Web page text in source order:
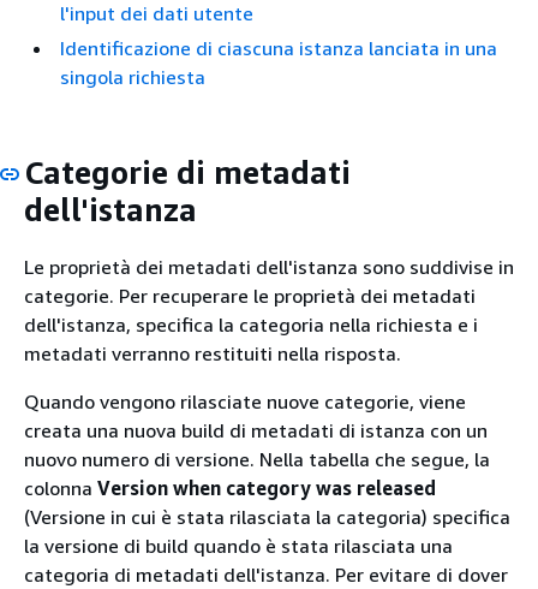
l'input dei dati utente
Identificazione di ciascuna istanza lanciata in una
singola richiesta
Categorie di metadati
dell'istanza
Le proprietà dei metadati dell'istanza sono suddivise in
categorie. Per recuperare le proprietà dei metadati
dell'istanza, specifica la categoria nella richiesta e i
metadati verranno restituiti nella risposta.
Quando vengono rilasciate nuove categorie, viene
creata una nuova build di metadati di istanza con un
nuovo numero di versione. Nella tabella che segue, la
colonna Version when category was released
(Versione in cui è stata rilasciata la categoria) specifica
la versione di build quando è stata rilasciata una
categoria di metadati dell'istanza. Per evitare di dover